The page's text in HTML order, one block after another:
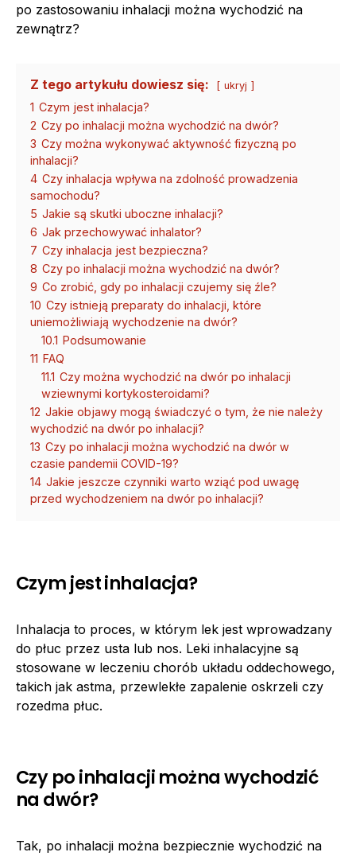
po zastosowaniu inhalacji można wychodzić na
zewnątrz?
Z tego artykułu dowiesz się: ukryj
1 Czym jest inhalacja?
2 Czy po inhalacji można wychodzić na dwór?
3 Czy można wykonywać aktywność fizyczną po
inhalacji?
4 Czy inhalacja wpływa na zdolność prowadzenia
samochodu?
5 Jakie są skutki uboczne inhalacji?
6 Jak przechowywać inhalator?
7 Czy inhalacja jest bezpieczna?
8 Czy po inhalacji można wychodzić na dwór?
9 Co zrobić, gdy po inhalacji czujemy się źle?
10 Czy istnieją preparaty do inhalacji, które
uniemożliwiają wychodzenie na dwór?
10.1 Podsumowanie
11 FAQ
11.1 Czy można wychodzić na dwór po inhalacji
wziewnymi kortykosteroidami?
12 Jakie objawy mogą świadczyć o tym, że nie należy
wychodzić na dwór po inhalacji?
13 Czy po inhalacji można wychodzić na dwór w
czasie pandemii COVID-19?
14 Jakie jeszcze czynniki warto wziąć pod uwagę
przed wychodzeniem na dwór po inhalacji?
Czym jest inhalacja?
Inhalacja to proces, w którym lek jest wprowadzany
do płuc przez usta lub nos. Leki inhalacyjne są
stosowane w leczeniu chorób układu oddechowego,
takich jak astma, przewlekłe zapalenie oskrzeli czy
rozedma płuc.
Czy po inhalacji można wychodzić
na dwór?
Tak, po inhalacji można bezpiecznie wychodzić na